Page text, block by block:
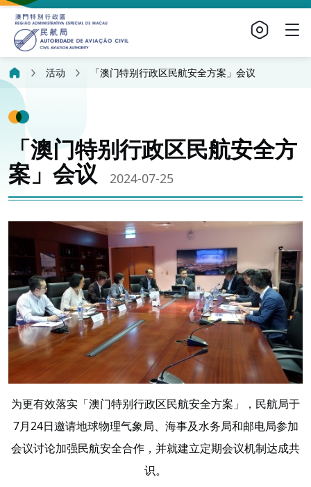
活动 「澳门特别行政区民航安全方案」会议
「澳门特别行政区民航安全方
案」会议
2024-07-25
为更有效落实「澳门特别行政区民航安全方案」， 民航局于
7月24日邀请地球物理气象局、海事及水务局和邮电局参加
会议讨论加强民航安全合作，并就建立定期会议机制达成共
识。